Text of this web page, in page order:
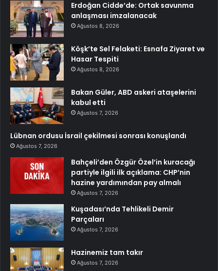
Erdoğan Cidde’de: Ortak savunma
anlaşması imzalanacak
Ağustos 8, 2026
Köşk’te Sel Felaketi: Esnafa Ziyaret ve
Hasar Tespiti
Ağustos 8, 2026
Bakan Güler, ABD askeri ataşelerini
kabul etti
Ağustos 7, 2026
Lübnan ordusu İsrail çekilmesi sonrası konuşlandı
Ağustos 7, 2026
Bahçeli’den Özgür Özel’in kuracağı
partiyle ilgili ilk açıklama: CHP’nin
hazine yardımından pay almalı
Ağustos 7, 2026
Kuşadası’nda Tehlikeli Demir
Parçaları
Ağustos 7, 2026
Hazinemiz tam takır
Ağustos 7, 2026